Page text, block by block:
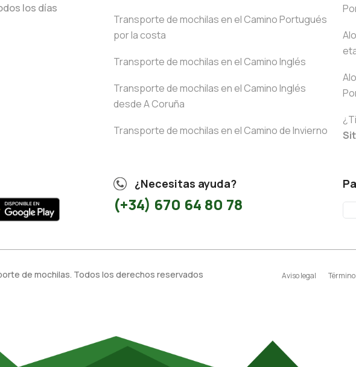
los días
Transporte de mochilas en el Camino Portugués
por la costa
Transporte de mochilas en el Camino Inglés
Transporte de mochilas en el Camino Inglés
desde A Coruña
Transporte de mochilas en el Camino de Invierno
¿Necesitas ayuda?
(+34) 670 64 80 78
de mochilas. Todos los derechos reservados Aviso legal